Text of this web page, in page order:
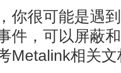
你很可能是遇
件，可以屏蔽
Metalink相关文